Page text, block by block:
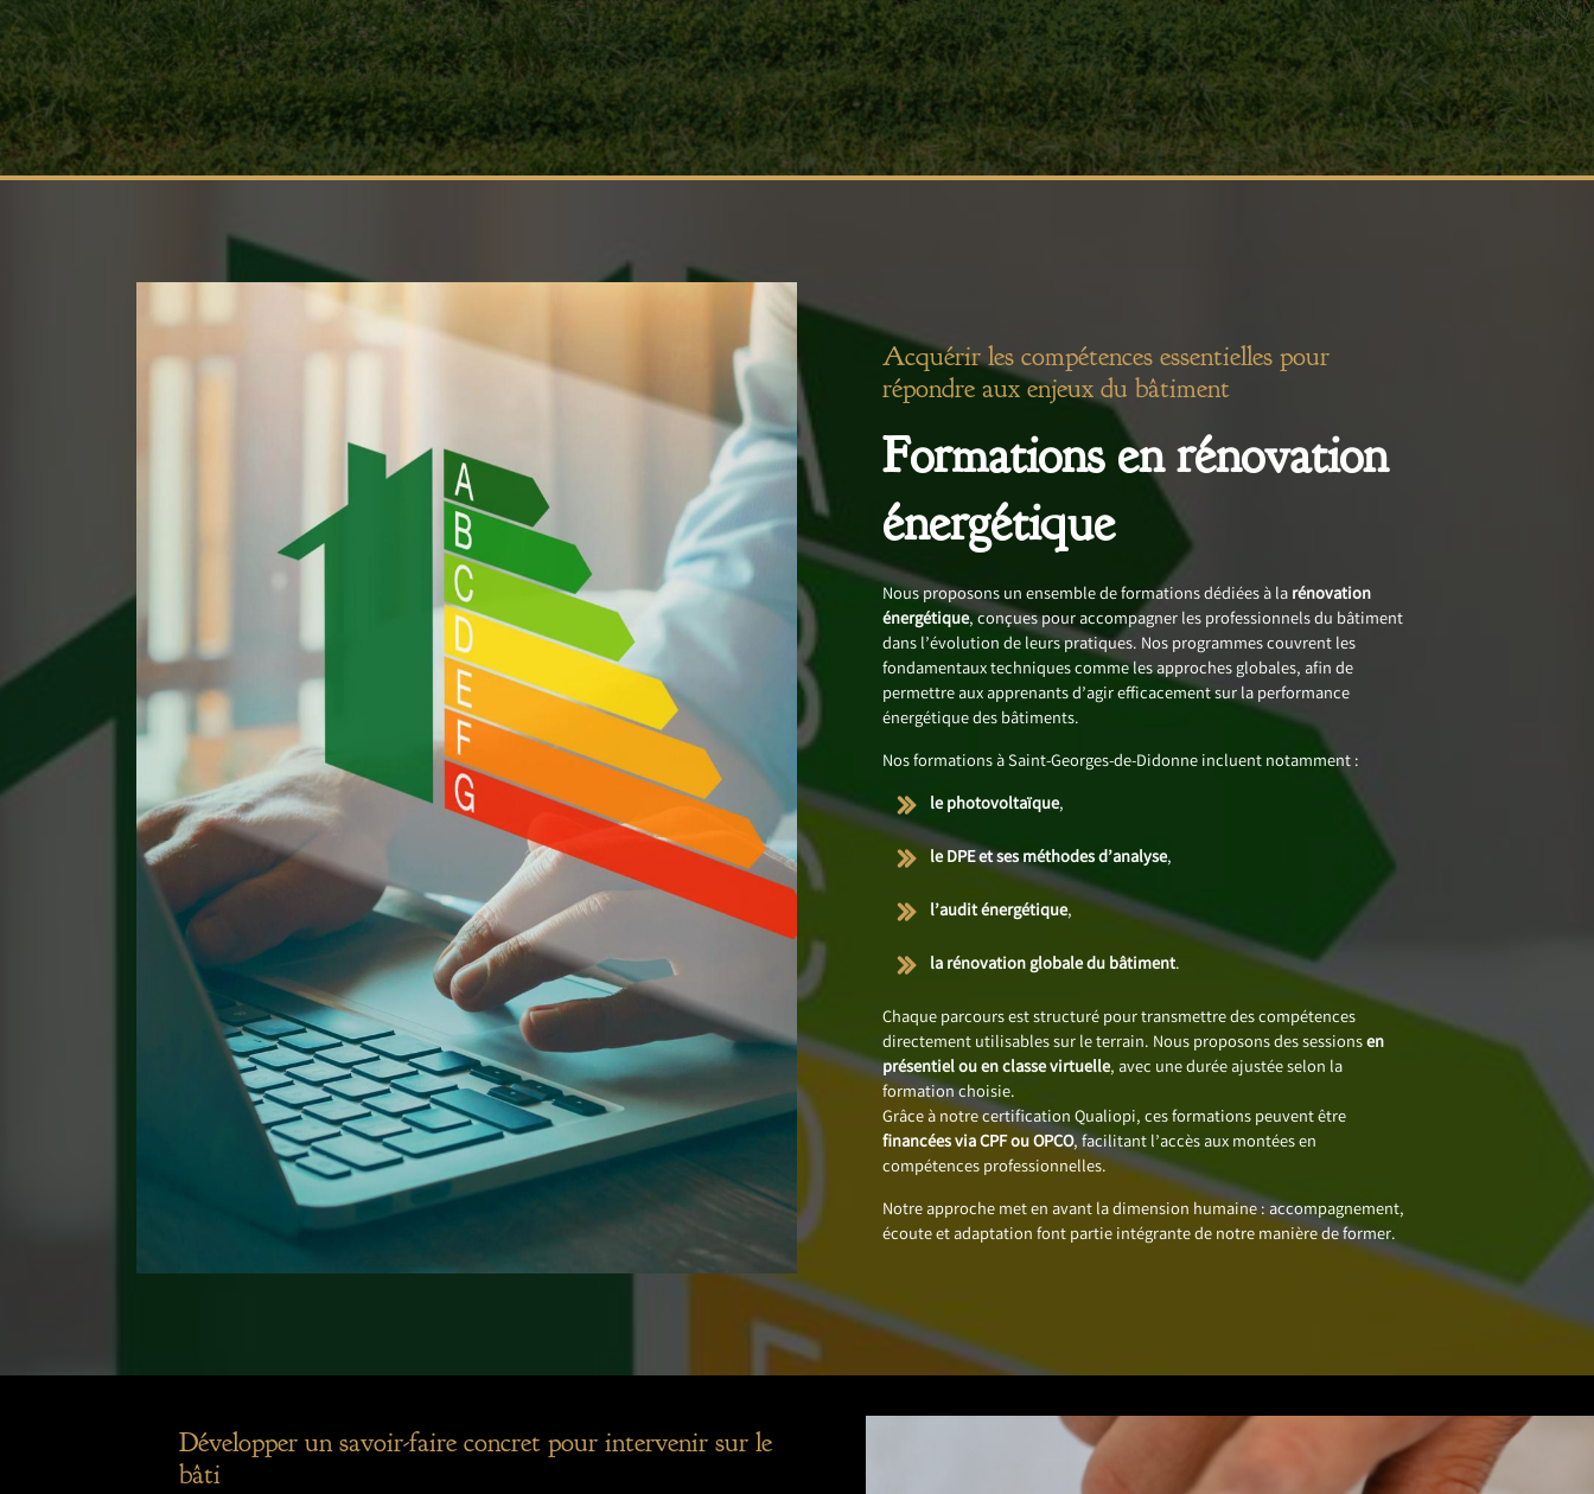
Acquérir les compétences essentielles pour
répondre aux enjeux du bâtiment
Formations en rénovation
énergétique
Nous proposons un ensemble de formations dédiées à larénovation
énergétique, conçues pour accompagner les professionnels du bâtiment
dans l’évolution de leurs pratiques. Nos programmes couvrent les
fondamentaux techniques comme les approches globales, afin de
permettre aux apprenants d’agir efficacement sur la performance
énergétique des bâtiments.
Nos formations à Saint-Georges-de-Didonne incluent notamment :
le photovoltaïque,
le DPE et ses méthodes d’analyse,
l’audit énergétique,
la rénovation globale du bâtiment.
Chaque parcours est structuré pour transmettre des compétences
directement utilisables sur le terrain. Nous proposons des sessionsen
présentiel ou en classe virtuelle, avec une durée ajustée selon la
formation choisie.
Grâce à notre certification Qualiopi, ces formations peuvent être
financées via CPF ou OPCO, facilitant l’accès aux montées en
compétences professionnelles.
Notre approche met en avant la dimension humaine : accompagnement,
écoute et adaptation font partie intégrante de notre manière de former.
Développer un savoir-faire concret pour intervenir sur le
bâti